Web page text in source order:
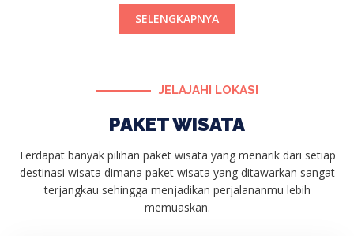
SELENGKAPNYA
JELAJAHI LOKASI
PAKET WISATA
Terdapat banyak pilihan paket wisata yang menarik dari setiap
destinasi wisata dimana paket wisata yang ditawarkan sangat
terjangkau sehingga menjadikan perjalananmu lebih
memuaskan.